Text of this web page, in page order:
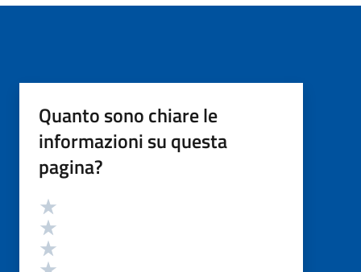
Quanto sono chiare le
informazioni su questa
pagina?
Valutazione